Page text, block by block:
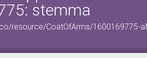
stemma
resource/CoatOfArms/1600169775-